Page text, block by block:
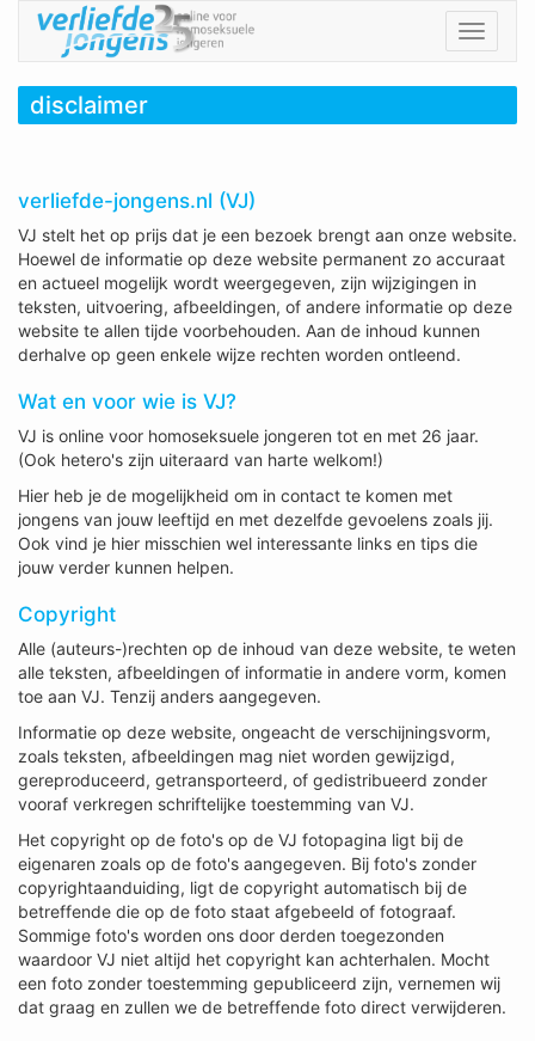
Toggle
disclaimer
verliefde-jongens.nl (VJ)
VJ stelt het op prijs dat je een bezoek brengt aan onze website.
Hoewel de informatie op deze website permanent zo accuraat
en actueel mogelijk wordt weergegeven, zijn wijzigingen in
teksten, uitvoering, afbeeldingen, of andere informatie op deze
website te allen tijde voorbehouden. Aan de inhoud kunnen
derhalve op geen enkele wijze rechten worden ontleend.
Wat en voor wie is VJ?
VJ is online voor homoseksuele jongeren tot en met 26 jaar.
(Ook hetero's zijn uiteraard van harte welkom!)
Hier heb je de mogelijkheid om in contact te komen met
jongens van jouw leeftijd en met dezelfde gevoelens zoals jij.
Ook vind je hier misschien wel interessante links en tips die
jouw verder kunnen helpen.
Copyright
Alle (auteurs-)rechten op de inhoud van deze website, te weten
alle teksten, afbeeldingen of informatie in andere vorm, komen
toe aan VJ. Tenzij anders aangegeven.
Informatie op deze website, ongeacht de verschijningsvorm,
zoals teksten, afbeeldingen mag niet worden gewijzigd,
gereproduceerd, getransporteerd, of gedistribueerd zonder
vooraf verkregen schriftelijke toestemming van VJ.
Het copyright op de foto's op de VJ fotopagina ligt bij de
eigenaren zoals op de foto's aangegeven. Bij foto's zonder
copyrightaanduiding, ligt de copyright automatisch bij de
betreffende die op de foto staat afgebeeld of fotograaf.
Sommige foto's worden ons door derden toegezonden
waardoor VJ niet altijd het copyright kan achterhalen. Mocht
een foto zonder toestemming gepubliceerd zijn, vernemen wij
dat graag en zullen we de betreffende foto direct verwijderen.